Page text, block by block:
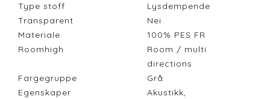
Type stoff
Lysdempende
Transparent
Nei
Materiale
100% PES FR
Roomhigh
Room / multi
directions
Fargegruppe
Grå
Egenskaper
Akustikk,